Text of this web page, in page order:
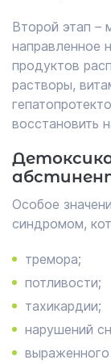
Второй этап –
направленное
продуктов
растворы,
восстановить
Особое
синдромом,
тремора;
потливости;
тахикардии;
нарушений